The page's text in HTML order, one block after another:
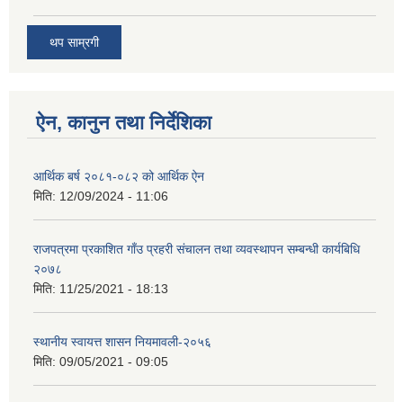
थप साम्रगी
ऐन, कानुन तथा निर्देशिका
आर्थिक बर्ष २०८१-०८२ को आर्थिक ऐन
मिति: 12/09/2024 - 11:06
राजपत्रमा प्रकाशित गाँउ प्रहरी संचालन तथा व्यवस्थापन सम्बन्धी कार्यबिधि
२०७८
मिति: 11/25/2021 - 18:13
स्थानीय स्वायत्त शासन नियमावली-२०५६
मिति: 09/05/2021 - 09:05